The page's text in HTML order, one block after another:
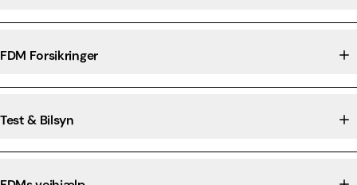
FDM Forsikringer
Test & Bilsyn